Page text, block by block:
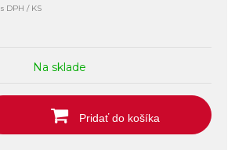
s DPH / KS
Na sklade
Pridať do košíka